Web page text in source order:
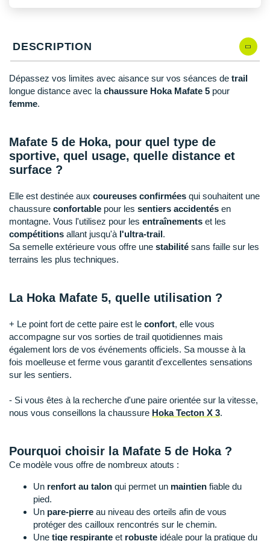
DESCRIPTION
Dépassez vos limites avec aisance sur vos séances de trail
longue distance avec la chaussure Hoka Mafate 5 pour
femme.
Mafate 5 de Hoka, pour quel type de
sportive, quel usage, quelle distance et
surface ?
Elle est destinée aux coureuses confirmées qui souhaitent une
chaussure confortable pour les sentiers accidentés en
montagne. Vous l'utilisez pour les entraînements et les
compétitions allant jusqu'à l'ultra-trail.
Sa semelle extérieure vous offre une stabilité sans faille sur les
terrains les plus techniques.
La Hoka Mafate 5, quelle utilisation ?
+ Le point fort de cette paire est le confort, elle vous
accompagne sur vos sorties de trail quotidiennes mais
également lors de vos événements officiels. Sa mousse à la
fois moelleuse et ferme vous garantit d'excellentes sensations
sur les sentiers.
- Si vous êtes à la recherche d'une paire orientée sur la vitesse,
nous vous conseillons la chaussure Hoka Tecton X 3.
Pourquoi choisir la Mafate 5 de Hoka ?
Ce modèle vous offre de nombreux atouts :
Un renfort au talon qui permet un maintien fiable du
pied.
Un pare-pierre au niveau des orteils afin de vous
protéger des cailloux rencontrés sur le chemin.
Une tige respirante et robuste idéale pour la pratique du
+ Voir tous lesaccessoires
NNormal
Odlo
On-Running
OVERSTIMS
Patagonia
Petzl
Polar
Puma
Reebok
Salomon
Saucony
Saxx
Scarpa
Shokz
Sidas
Smoon
Speedo